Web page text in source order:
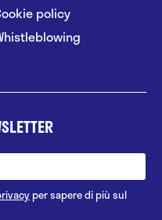
policy
per sapere di più sul